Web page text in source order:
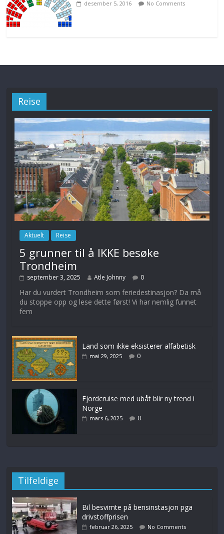
desember 5, 2016 No Comments
Reise
Aktuelt Reise
5 grunner til å IKKE besøke
Trondheim
september 3, 2025 Atle Johnny 0
Har du vurdert Trondheim som feriedestinasjon? Da må
du stoppe opp og lese dette først! Vi har nemlig funnet
fem
Land som ikke eksisterer alfabetisk
mai 29, 2025 0
Fjordcruise med ubåt blir ny trend i
Norge
mars 6, 2025 0
Tilfeldige
Bil besvimte på bensinstasjon pga
drivstoffprisen
februar 26, 2025 No Comments